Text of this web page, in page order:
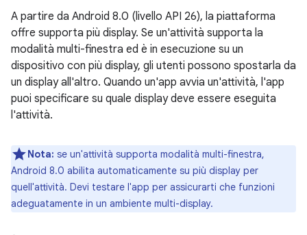
A partire da Android 8.0 (livello API 26), la piattaforma
offre supporta più display. Se un'attività supporta la
modalità multi-finestra ed è in esecuzione su un
dispositivo con più display, gli utenti possono spostarla da
un display all'altro. Quando un'app avvia un'attività, l'app
puoi specificare su quale display deve essere eseguita
l'attività.
Nota: se un'attività supporta modalità multi-finestra,
Android 8.0 abilita automaticamente su più display per
quell'attività. Devi testare l'app per assicurarti che funzioni
adeguatamente in un ambiente multi-display.